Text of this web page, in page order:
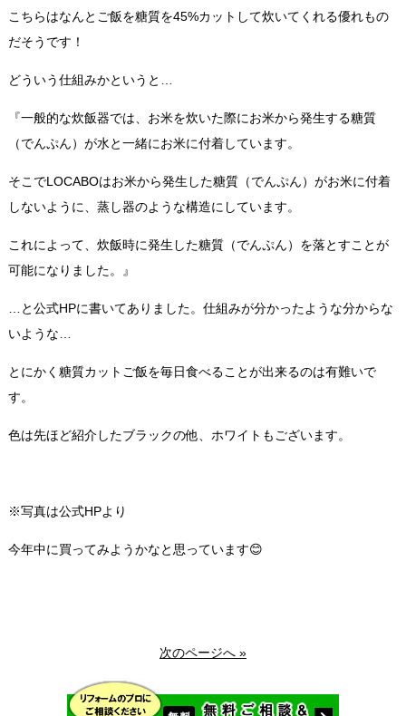
こちらはなんとご飯を糖質を45%カットして炊いてくれる優れもの
だそうです！
どういう仕組みかというと…
『一般的な炊飯器では、お米を炊いた際にお米から発生する糖質
（でんぷん）が水と一緒にお米に付着しています。
そこでLOCABOはお米から発生した糖質（でんぷん）がお米に付着
しないように、蒸し器のような構造にしています。
これによって、炊飯時に発生した糖質（でんぷん）を落とすことが
可能になりました。』
…と公式HPに書いてありました。仕組みが分かったような分からな
いような…
とにかく糖質カットご飯を毎日食べることが出来るのは有難いで
す。
色は先ほど紹介したブラックの他、ホワイトもございます。
※写真は公式HPより
今年中に買ってみようかなと思っています😊
次のページへ »